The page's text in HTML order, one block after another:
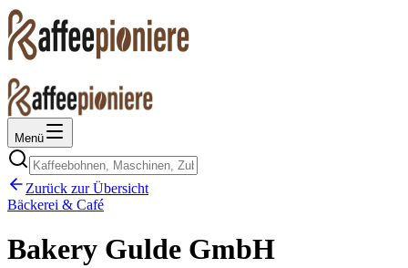
Menü
Zurück zur Übersicht
Bäckerei & Café
Bakery Gulde GmbH